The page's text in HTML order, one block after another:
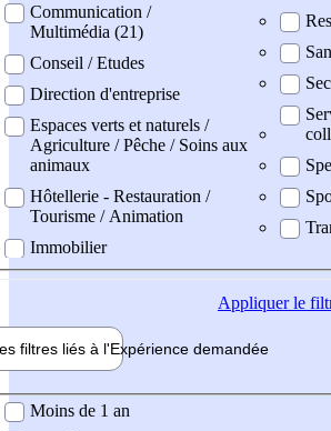
Communication /
Multimédia (21)
Conseil / Etudes
Direction d'entreprise
Espaces verts et naturels /
Agriculture / Pêche / Soins aux
animaux
Hôtellerie - Restauration /
Tourisme / Animation
Immobilier
Appliquerle
filtres liés à l'Expérience demandée
demandée
Moins de 1 an